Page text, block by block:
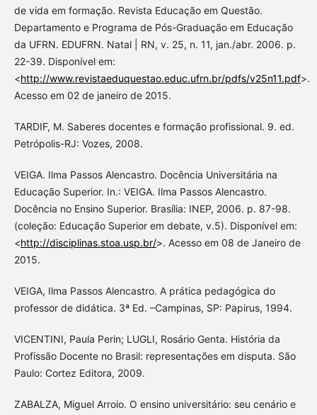
de vida em formação. Revista Educação em Questão.
Departamento e Programa de Pós-Graduação em Educação
da UFRN. EDUFRN. Natal | RN, v. 25, n. 11, jan./abr. 2006. p.
22-39. Disponível em:
<http://www.revistaeduquestao.educ.ufrn.br/pdfs/v25n11.pdf>.
Acesso em 02 de janeiro de 2015.
TARDIF, M. Saberes docentes e formação profissional. 9. ed.
Petrópolis-RJ: Vozes, 2008.
VEIGA. Ilma Passos Alencastro. Docência Universitária na
Educação Superior. In.: VEIGA. Ilma Passos Alencastro.
Docência no Ensino Superior. Brasília: INEP, 2006. p. 87-98.
(coleção: Educação Superior em debate, v.5). Disponível em:
<http://disciplinas.stoa.usp.br/>. Acesso em 08 de Janeiro de
2015.
VEIGA, Ilma Passos Alencastro. A prática pedagógica do
professor de didática. 3ª Ed. –Campinas, SP: Papirus, 1994.
VICENTINI, Paula Perin; LUGLI, Rosário Genta. História da
Profissão Docente no Brasil: representações em disputa. São
Paulo: Cortez Editora, 2009.
ZABALZA, Miguel Arroio. O ensino universitário: seu cenário e